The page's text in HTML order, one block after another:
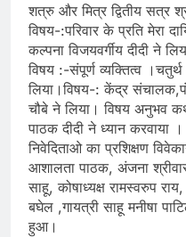
शत्रु और मित्र द्वितीय सत्र
विषय-:परिवार के प्रति मेरा
कल्पना विजयवर्गीय दीदी ने
विषय :-संपूर्ण व्यक्तित्व
लिया।विषय-: केंद्र
चौबे ने लिया। विषय अनुभव
पाठक दीदी ने ध्यान करवाया
निवेदिताओ का प्रशिक्षण
आशालता पाठक, अंजना
साहू, कोषाध्यक्ष रामस्वरुप
बघेल ,गायत्री साहू मनीषा
हुआ।